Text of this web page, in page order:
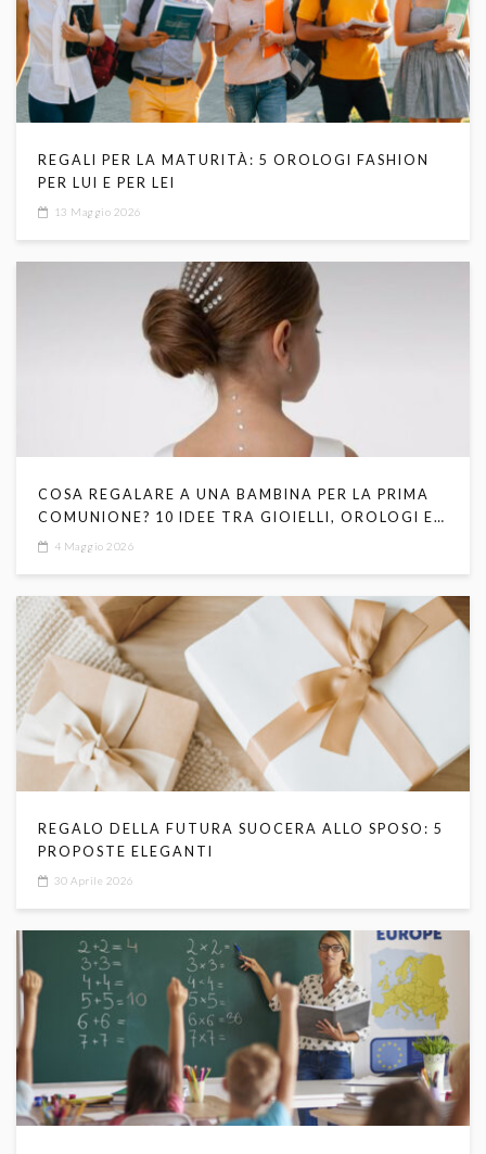
REGALI PER LA MATURITÀ: 5 OROLOGI FASHION
PER LUI E PER LEI
13 Maggio 2026
COSA REGALARE A UNA BAMBINA PER LA PRIMA
COMUNIONE? 10 IDEE TRA GIOIELLI, OROLOGI E
SIMBOLI RELIGIOSI
4 Maggio 2026
REGALO DELLA FUTURA SUOCERA ALLO SPOSO: 5
PROPOSTE ELEGANTI
30 Aprile 2026